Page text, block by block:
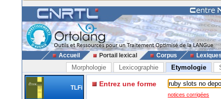
Accueil Portail lexical Corpus
Morphologie Lexicographie Etymologie
TLFi Entrez une forme
notices corrigées